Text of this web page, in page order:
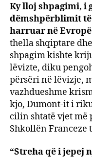
Ky lloj shpagimi, i
dëmshpërblimit
harruar në Evropë
thella shqiptare
shpagim kishte
lëvizte, diku
përsëri në lëvizje,
vazhdueshme
kjo, Dumont-it i
cilin shtatë vjet më
Shkollën Franceze
“Streha që i jepej